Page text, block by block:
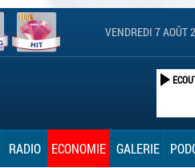
VENDREDI 7 AOÛT
RADIO ECONOMIE GALERIE